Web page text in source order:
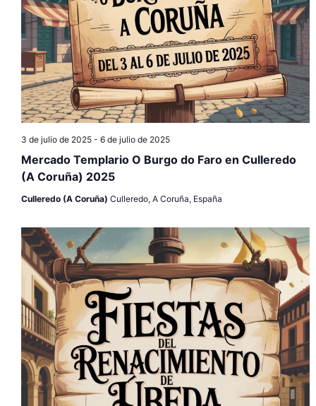
Mercado Templario O Burgo do Faro en Culleredo
(A Coruña) 2025
3 de julio de 2025- 6 de julio de 2025
Culleredo (A Coruña) Culleredo, A Coruña, España